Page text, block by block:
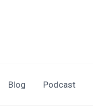
Blog Podcast